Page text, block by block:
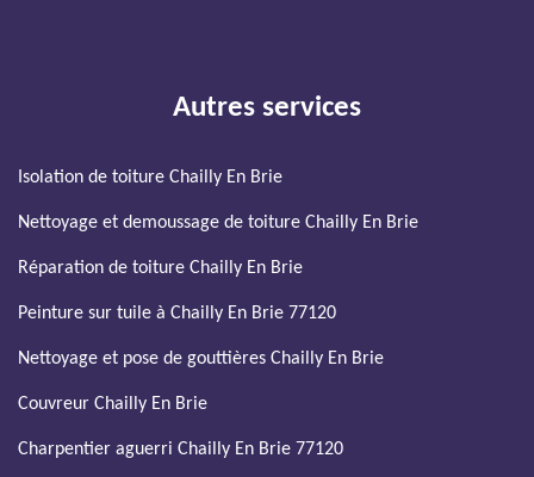
Autres services
Isolation de toiture Chailly En Brie
Nettoyage et demoussage de toiture Chailly En Brie
Réparation de toiture Chailly En Brie
Peinture sur tuile à Chailly En Brie 77120
Nettoyage et pose de gouttières Chailly En Brie
Couvreur Chailly En Brie
Charpentier aguerri Chailly En Brie 77120